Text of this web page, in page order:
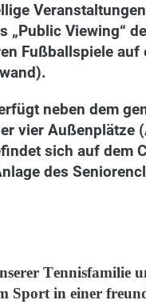
„Public Viewing“
Fußballspiele auf
neben dem
vier Außenplätze
sich auf dem
des
Tennisfamilie
Sport in einer